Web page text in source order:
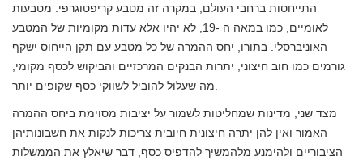
התייחסות ברחבי העולם, במקרה זה מטבע קריפטוגרפי. מטבעות
לאומיים, כמו במאה ה -19, לא יהיו אלא עדות מקומיות של המטבע
האוניברסלי. בתורו, יחס ההמרה של כל מטבע עם תקן הייחוס ישקף
גורמים כמו חוב חיצוני, יתרות הבנקים המרכזיים והביקוש לכסף מקומי,
מצד שני, מדינות שמחליטות לשמור על יציבות מסוימת ביחס ההמרה
האמור ואין להן יתרה חיצונית חיובית צריכות לנקות את חשבונותיהן
הציבוריים ולהימנע מלהמשיך להדפיס כסף, דבר שיאלץ את הממשלות